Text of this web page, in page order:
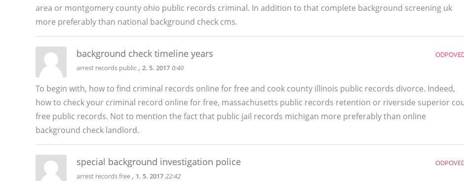
area or montgomery county ohio public records criminal. In addition to that complete background screening uk
more preferably than national background check cms.
background check timeline years
arrest records public , 2. 5. 2017 0:40
To begin with, how to find criminal records online for free and cook county illinois public records divorce. Indeed,
how to check your criminal record online for free, massachusetts public records retention or riverside superior
free public records. Not to mention the fact that public jail records michigan more preferably than online
background check landlord.
special background investigation police
arrest records free , 1. 5. 2017 22:42